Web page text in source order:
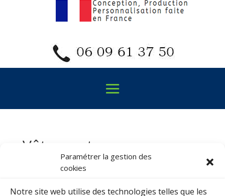
Paramétrer la gestion des
cookies
Notre site web utilise des technologies telles que les
Vêtements
personnalisés
Page en construction